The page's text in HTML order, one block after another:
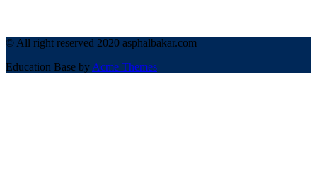
© All right reserved 2020 asphalbakar.com
Education Base by Acme Themes